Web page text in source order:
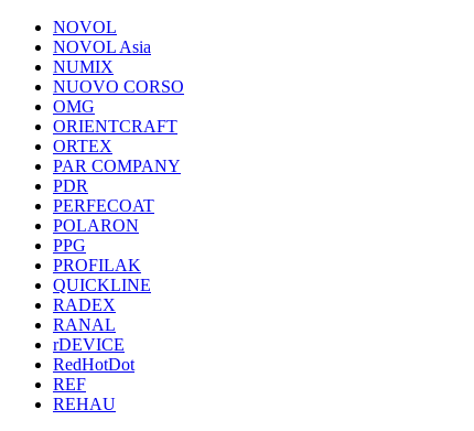
NOVOL
NOVOL Asia
NUMIX
NUOVO CORSO
OMG
ORIENTCRAFT
ORTEX
PAR COMPANY
PDR
PERFECOAT
POLARON
PPG
PROFILAK
QUICKLINE
RADEX
RANAL
rDEVICE
RedHotDot
REF
REHAU